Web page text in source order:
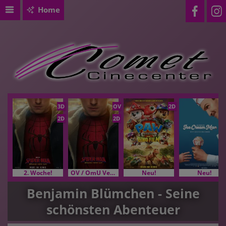
Home
3D
2D
2. Woche!
OV
2D
OV / OmU Versionen
2D
Neu! Neu!
Benjamin Blümchen - Seine
schönsten Abenteuer